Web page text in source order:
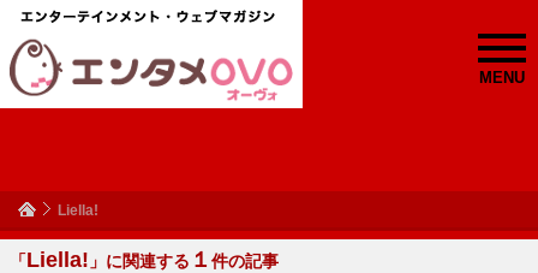
MENU
Liella!
「Liella! 」に関連する １ 件の記事